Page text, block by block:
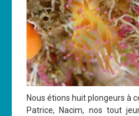
Niveau 4
Nitrox
Cours
Annonces
Nous étions huit plongeurs à
Patrice, Nacim, nos tout